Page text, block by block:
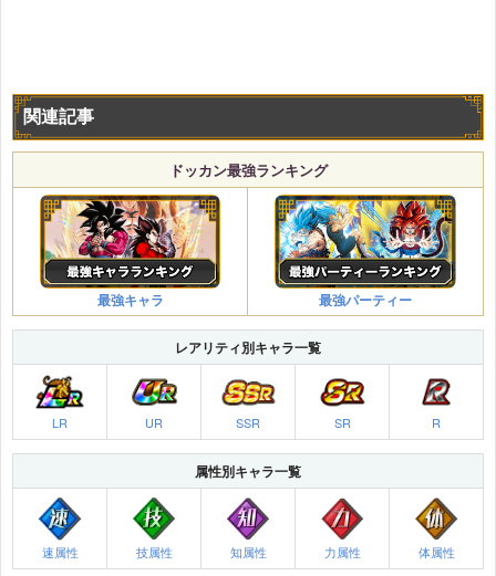
関連記事
ドッカン最強ランキング
最強キャラ 最強パーティー
レアリティ別キャラ一覧
LR UR SSR SR R
属性別キャラ一覧
速属性 技属性 知属性 力属性 体属性